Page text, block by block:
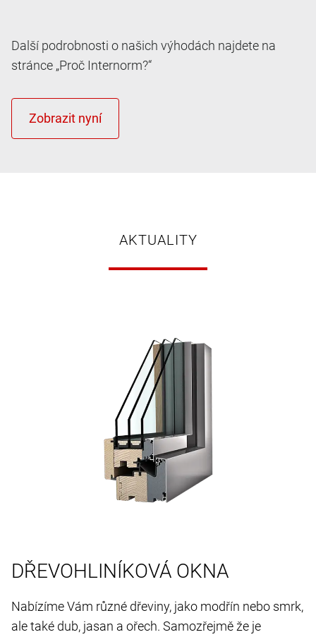
Další podrobnosti o našich výhodách najdete na
stránce „Proč Internorm?“
AKTUALITY
DŘEVOHLINÍKOVÁ OKNA
Nabízíme Vám různé dřeviny, jako modřín nebo smrk,
ale také dub, jasan a ořech. Samozřejmě že je